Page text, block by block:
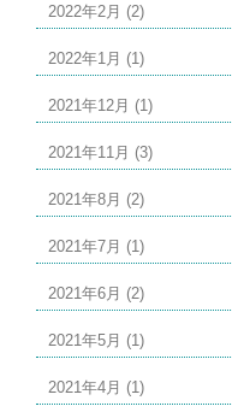
2022年2月 (2)
2022年1月 (1)
2021年12月 (1)
2021年11月 (3)
2021年8月 (2)
2021年7月 (1)
2021年6月 (2)
2021年5月 (1)
2021年4月 (1)